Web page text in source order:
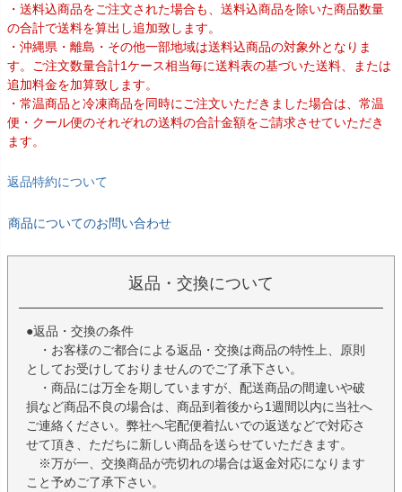
・送料込商品をご注文された場合も、送料込商品を除いた商品数量
の合計で送料を算出し追加致します。
・沖縄県・離島・その他一部地域は送料込商品の対象外となりま
す。ご注文数量合計1ケース相当毎に送料表の基づいた送料、または
追加料金を加算致します。
・常温商品と冷凍商品を同時にご注文いただきました場合は、常温
便・クール便のそれぞれの送料の合計金額をご請求させていただき
ます。
返品特約について
商品についてのお問い合わせ
返品・交換について
●返品・交換の条件
・お客様のご都合による返品・交換は商品の特性上、原則
としてお受けしておりませんのでご了承下さい。
・商品には万全を期していますが、配送商品の間違いや破
損など商品不良の場合は、商品到着後から1週間以内に当社へ
ご連絡ください。弊社へ宅配便着払いでの返送などで対応さ
せて頂き、ただちに新しい商品を送らせていただきます。
※万が一、交換商品が売切れの場合は返金対応になります
こと予めご了承下さい。